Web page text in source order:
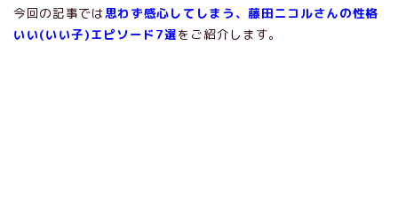
今回の記事では思わず感心してしまう、藤田ニコルさんの性格
いい(いい子)エピソード7選をご紹介します。